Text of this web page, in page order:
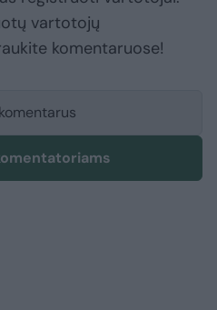
vartotojų
komentaruose!